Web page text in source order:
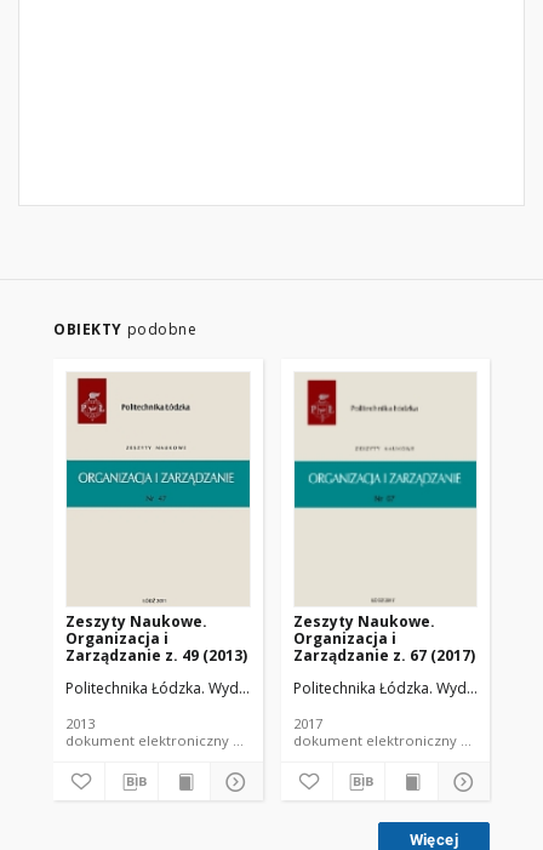
OBIEKTY podobne
Zeszyty Naukowe.
Organizacja i
Zarządzanie z. 49 (2013)
Politechnika Łódzka. Wydział Organizacji i Zarządzania.
2013
dokument elektroniczny e-zeszyt naukowy PŁ
Zeszyty Naukowe.
Organizacja i
Zarządzanie z. 67 (2017)
Politechnika Łódzka. Wydział
2017
dokument elektroniczny
Więcej